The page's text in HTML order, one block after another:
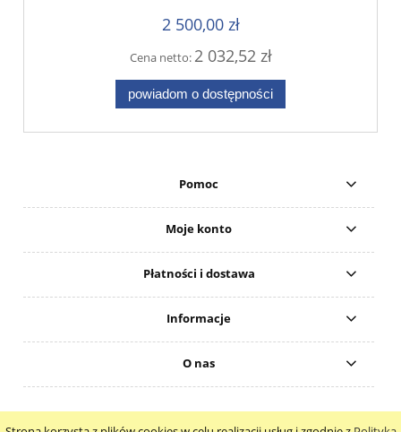
2 500,00 zł
Cena netto: 2 032,52 zł
powiadom o dostępności
Pomoc
Moje konto
Płatności i dostawa
Informacje
O nas